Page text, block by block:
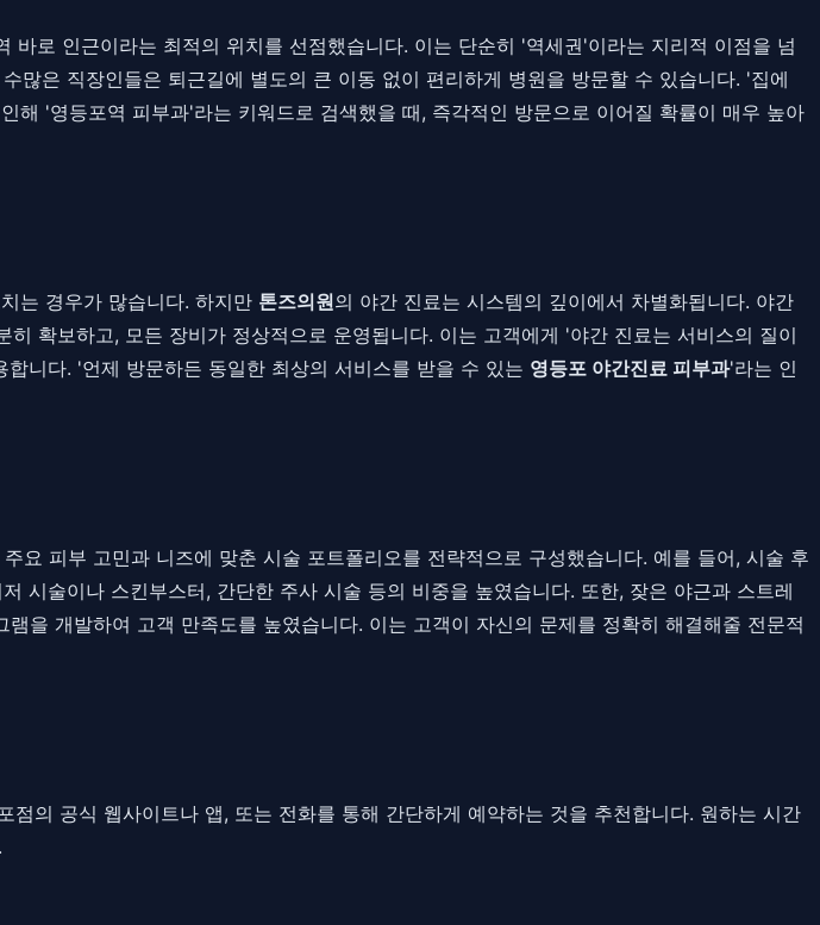
바로 인근이라는 최적의 위치를 선점했습니다. 이는 단순히 '역세권'이라는 지리적 이점을 넘
많은 직장인들은 퇴근길에 별도의 큰 이동 없이 편리하게 병원을 방문할 수 있습니다. '집에
'영등포역 피부과'라는 키워드로 검색했을 때, 즉각적인 방문으로 이어질 확률이 매우 높아
는 경우가 많습니다. 하지만 톤즈의원의 야간 진료는 시스템의 깊이에서 차별화됩니다. 야간
확보하고, 모든 장비가 정상적으로 운영됩니다. 이는 고객에게 '야간 진료는 서비스의 질이
니다. '언제 방문하든 동일한 최상의 서비스를 받을 수 있는 영등포 야간진료 피부과'라는 인
요 피부 고민과 니즈에 맞춘 시술 포트폴리오를 전략적으로 구성했습니다. 예를 들어, 시술 후
시술이나 스킨부스터, 간단한 주사 시술 등의 비중을 높였습니다. 또한, 잦은 야근과 스트레
을 개발하여 고객 만족도를 높였습니다. 이는 고객이 자신의 문제를 정확히 해결해줄 전문적
의 공식 웹사이트나 앱, 또는 전화를 통해 간단하게 예약하는 것을 추천합니다. 원하는 시간